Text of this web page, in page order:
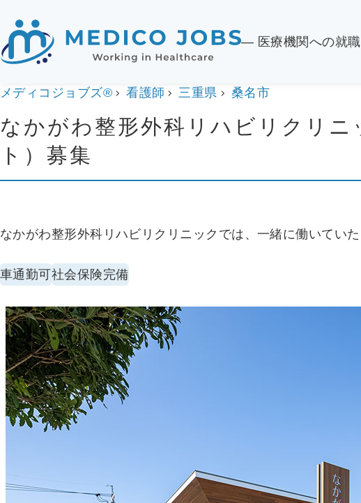
― 医療機関への就
メディコジョブズ® 看護師 三重県 桑名市
なかがわ整形外科リハビリクリニ
ト）募集
なかがわ整形外科リハビリクリニックでは、一緒に働いてい
車通勤可社会保険完備